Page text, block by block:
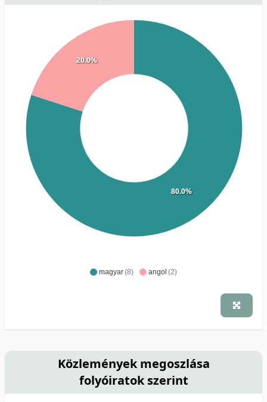
magyar(8) angol (2)
80.0%
20.0%
Közlemények megoszlása
folyóiratok szerint